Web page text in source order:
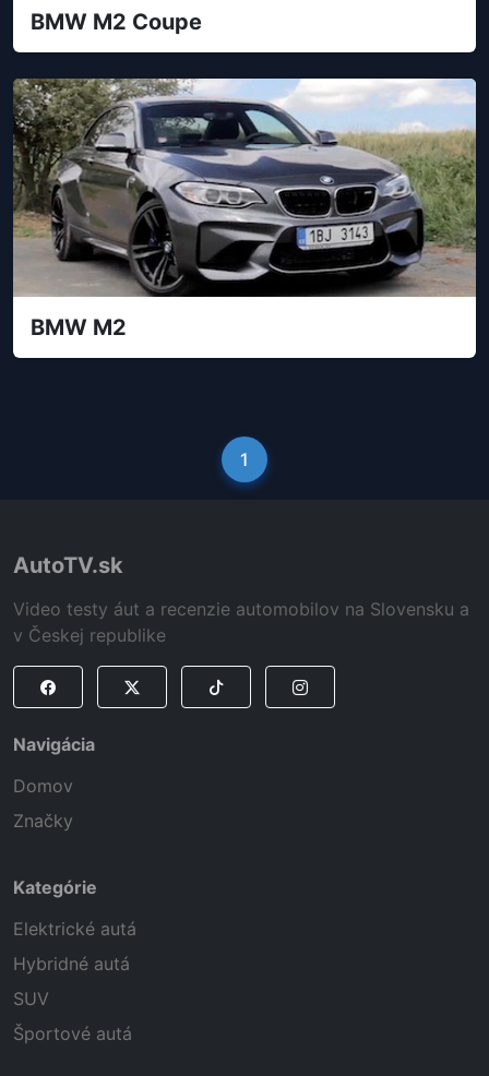
BMW M2 Coupe
BMW M2
1
AutoTV.sk
Video testy áut a recenzie automobilov na Slovensku a
v Českej republike
Navigácia
Domov
Značky
Kategórie
Elektrické autá
Hybridné autá
SUV
Športové autá